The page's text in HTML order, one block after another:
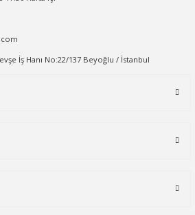
İş Hanı No:22/137 Beyoğlu / İstanbul